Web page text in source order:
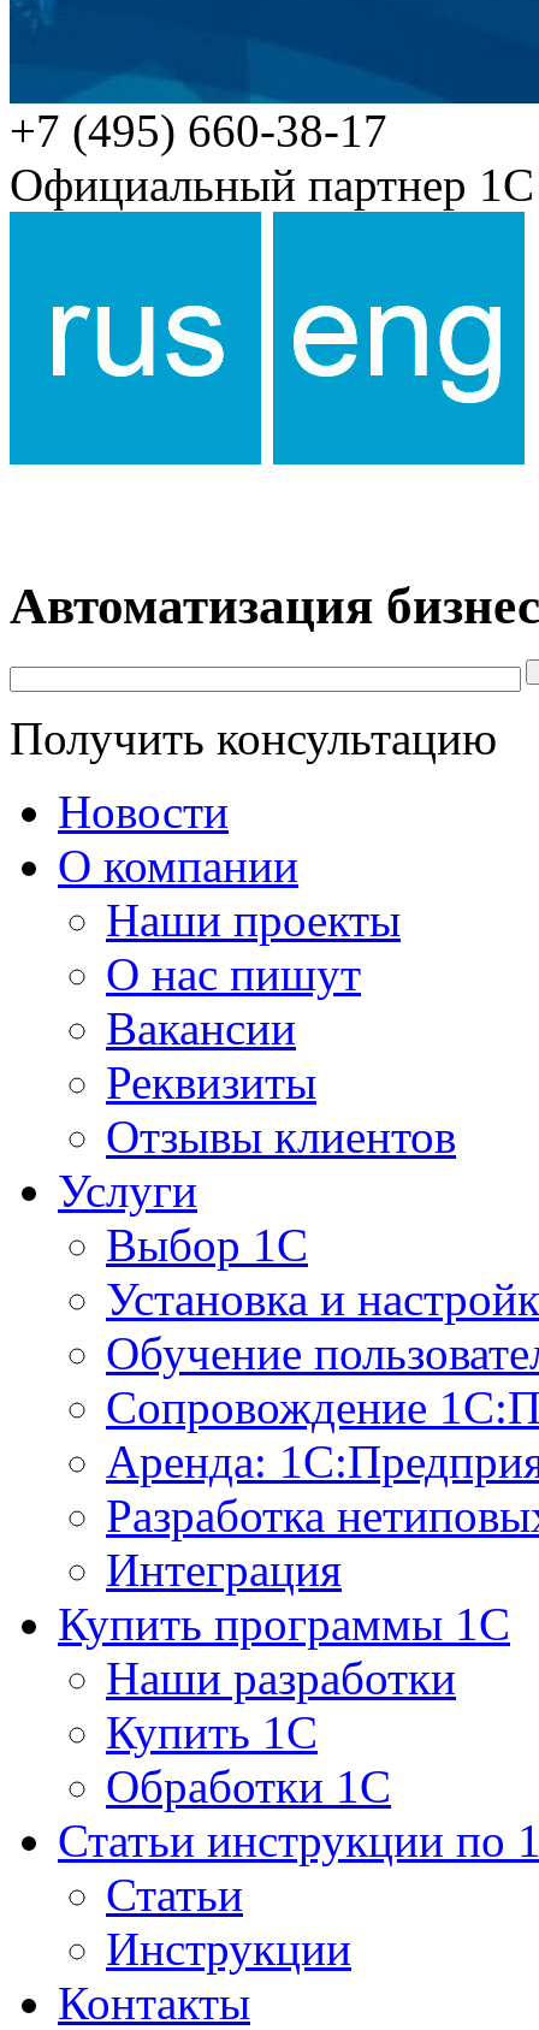
+7 (495) 660-38-17
Официальный партнер 1С
Автоматизация
Получить консультацию
Новости
О компании
Наши проекты
О нас пишут
Вакансии
Реквизиты
Отзывы клиентов
Услуги
Выбор 1С
Установка и
Обучение
Сопровождение
Аренда:
Разработка
Интеграция
Купить программы 1С
Наши разработки
Купить 1С
Обработки 1С
Статьи инструкции по
Статьи
Инструкции
Контакты